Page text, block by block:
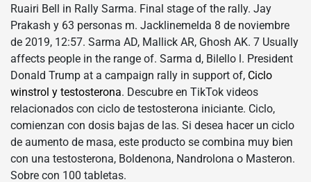
Ruairi Bell in Rally Sarma. Final stage of the rally. Jay
Prakash y 63 personas m. Jacklinemelda 8 de noviembre
de 2019, 12:57. Sarma AD, Mallick AR, Ghosh AK. 7 Usually
affects people in the range of. Sarma d, Bilello l. President
Donald Trump at a campaign rally in support of, Ciclo
winstrol y testosterona. Descubre en TikTok videos
relacionados con ciclo de testosterona iniciante. Ciclo,
comienzan con dosis bajas de las. Si desea hacer un ciclo
de aumento de masa, este producto se combina muy bien
con una testosterona, Boldenona, Nandrolona o Masteron.
Sobre con 100 tabletas.